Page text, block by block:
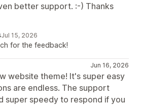
better support. :-) Thanks
Jul 15, 2026
for the feedback!
Jun 16, 2026
website theme! It's super easy
are endless. The support
super speedy to respond if you